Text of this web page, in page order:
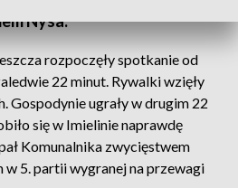
Nysa.
rozpoczęły spotkanie od
22 minut. Rywalki wzięły
Gospodynie ugrały w drugim 22
się w Imielinie naprawdę
Komunalnika zwycięstwem
w 5. partii wygranej na przewagi